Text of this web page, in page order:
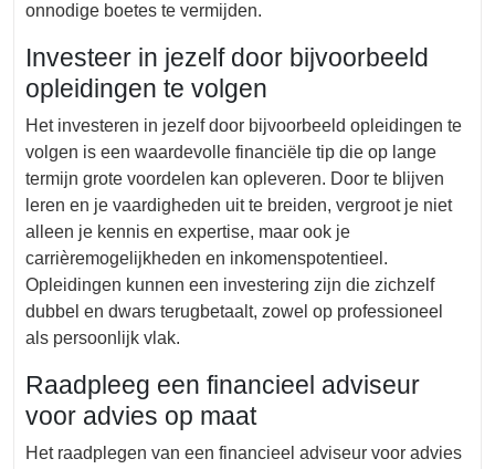
onnodige boetes te vermijden.
Investeer in jezelf door bijvoorbeeld
opleidingen te volgen
Het investeren in jezelf door bijvoorbeeld opleidingen te
volgen is een waardevolle financiële tip die op lange
termijn grote voordelen kan opleveren. Door te blijven
leren en je vaardigheden uit te breiden, vergroot je niet
alleen je kennis en expertise, maar ook je
carrièremogelijkheden en inkomenspotentieel.
Opleidingen kunnen een investering zijn die zichzelf
dubbel en dwars terugbetaalt, zowel op professioneel
als persoonlijk vlak.
Raadpleeg een financieel adviseur
voor advies op maat
Het raadplegen van een financieel adviseur voor advies